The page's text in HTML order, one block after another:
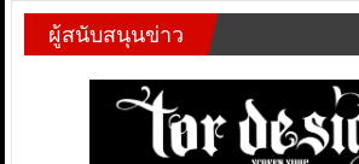
ผู้สนับสนุนข่าว